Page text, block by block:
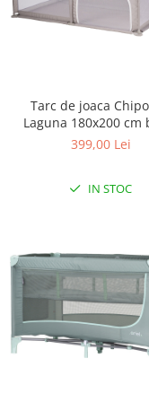
Triciclete copii si adulti
Trotinete copii si adulti
Karturi si masinute cu
Role copii si adulti
Skateboard
Scaune de biciclete
Baita, Igiena, Siguranta
Baie
Tarc de joaca
Laguna 180x200 cm
399,00 Lei
IN STOC